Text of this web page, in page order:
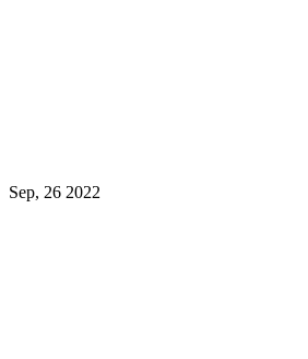
Sep, 26 2022